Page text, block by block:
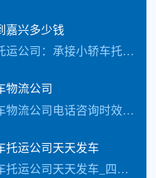
嘉兴多少钱
俊亚轿车托运公司：承接小轿车托运、越野车托运、商品车托运、私家车托运、二手车托运、旅游车托运下面给大家说说我司托运轿车需要知道的以及运输费用、运输线路、托运…
物流公司
沈阳到绍兴拖车物流公司电话咨询时效：3-7天_收费标准更具具体的车型、不同的牌子价值不同价格也不同还有季节性都是影响价格的因素，具体价格请电话咨询，每天发车…
托运公司天天发车
沈阳到浙江轿车托运公司天天发车_四川俊亚物流公司（133-5002-3601）每天发车【承接业务】：私家车托运、轿车托运、小轿车托运、越野车托运、商务车托运…